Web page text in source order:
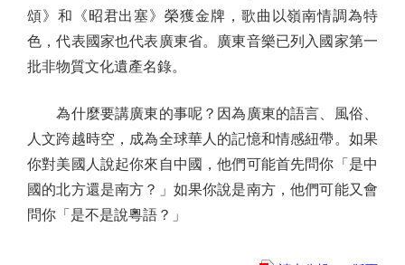
頌》和《昭君出塞》榮獲金牌，歌曲以嶺南情調為特
色，代表國家也代表廣東省。廣東音樂已列入國家第一
批非物質文化遺產名錄。
為什麼要講廣東的事呢？因為廣東的語言、風俗、
人文跨越時空，成為全球華人的記憶和情感紐帶。如果
你對美國人說起你來自中國，他們可能首先問你「是中
國的北方還是南方？」如果你說是南方，他們可能又會
問你「是不是說粵語？」